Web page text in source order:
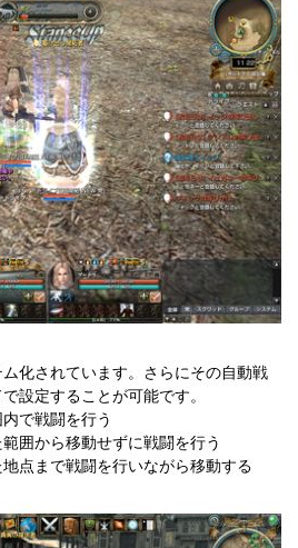
化されています。さらにその自動戦
設定することが可能です。
で戦闘を行う
囲から移動せずに戦闘を行う
点まで戦闘を行いながら移動する